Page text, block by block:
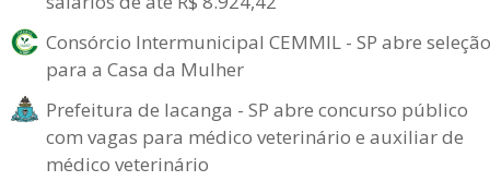
Consórcio Intermunicipal CEMMIL - SP abre seleção
para a Casa da Mulher
Prefeitura de Iacanga - SP abre concurso público
com vagas para médico veterinário e auxiliar de
médico veterinário